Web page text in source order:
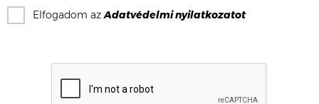
Elfogadom azAdatvédelmi nyilatkozatot